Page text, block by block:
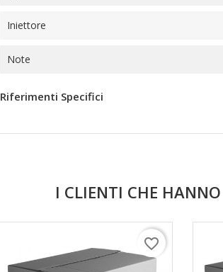
Iniettore
Note
Riferimenti Specifici
I CLIENTI CHE
favorite_border